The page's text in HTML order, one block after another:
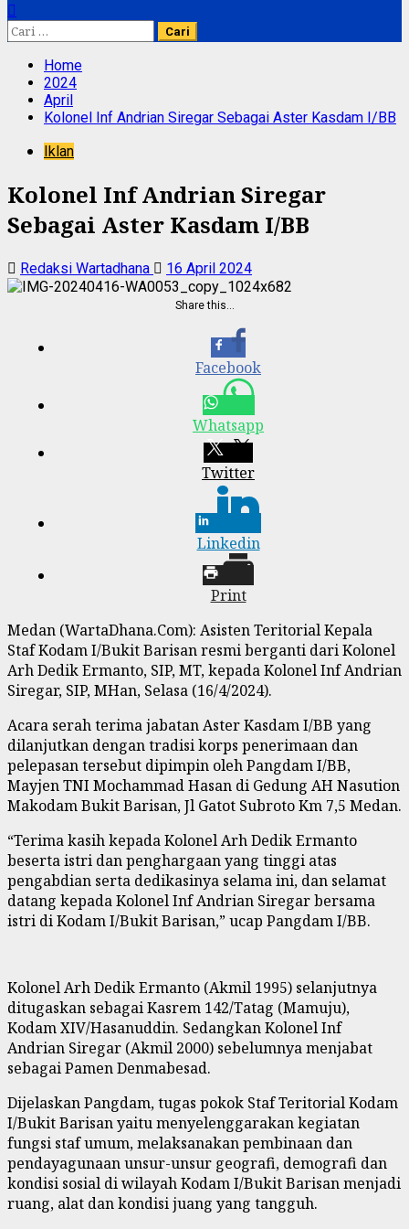
Cari
untuk:
Home
2024
April
Kolonel Inf Andrian Siregar Sebagai Aster Kasdam I/BB
Iklan
Kolonel Inf Andrian Siregar
Sebagai Aster Kasdam I/BB
Redaksi Wartadhana 16 April 2024
Share this…
Facebook
Whatsapp
Twitter
Linkedin
Print
Medan (WartaDhana.Com): Asisten Teritorial Kepala
Staf Kodam I/Bukit Barisan resmi berganti dari Kolonel
Arh Dedik Ermanto, SIP, MT, kepada Kolonel Inf Andrian
Siregar, SIP, MHan, Selasa (16/4/2024).
Acara serah terima jabatan Aster Kasdam I/BB yang
dilanjutkan dengan tradisi korps penerimaan dan
pelepasan tersebut dipimpin oleh Pangdam I/BB,
Mayjen TNI Mochammad Hasan di Gedung AH Nasution
Makodam Bukit Barisan, Jl Gatot Subroto Km 7,5 Medan.
“Terima kasih kepada Kolonel Arh Dedik Ermanto
beserta istri dan penghargaan yang tinggi atas
pengabdian serta dedikasinya selama ini, dan selamat
datang kepada Kolonel Inf Andrian Siregar bersama
istri di Kodam I/Bukit Barisan,” ucap Pangdam I/BB.
Kolonel Arh Dedik Ermanto (Akmil 1995) selanjutnya
ditugaskan sebagai Kasrem 142/Tatag (Mamuju),
Kodam XIV/Hasanuddin. Sedangkan Kolonel Inf
Andrian Siregar (Akmil 2000) sebelumnya menjabat
sebagai Pamen Denmabesad.
Dijelaskan Pangdam, tugas pokok Staf Teritorial Kodam
I/Bukit Barisan yaitu menyelenggarakan kegiatan
fungsi staf umum, melaksanakan pembinaan dan
pendayagunaan unsur-unsur geografi, demografi dan
kondisi sosial di wilayah Kodam I/Bukit Barisan menjadi
ruang, alat dan kondisi juang yang tangguh.